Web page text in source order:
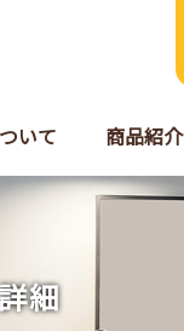
いて 商品紹介
細